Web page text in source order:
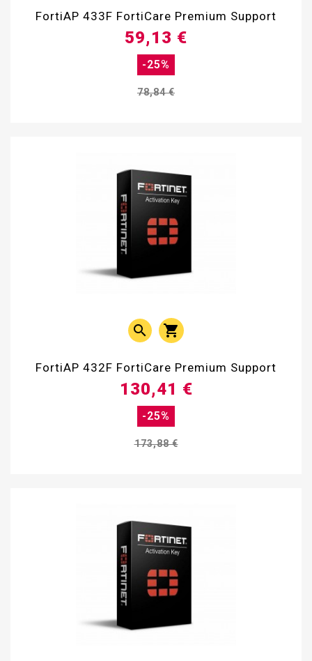
FortiAP 433F FortiCare Premium Support
78,84 €
-25%
59,13 €
 
FortiAP 432F FortiCare Premium Support
173,88 €
-25%
130,41 €